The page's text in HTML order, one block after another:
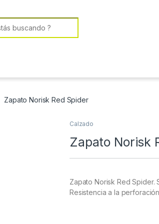
Zapato Norisk Red Spider
Calzado
Zapato Norisk
Zapato Norisk Red Spider.
Resistencia a la